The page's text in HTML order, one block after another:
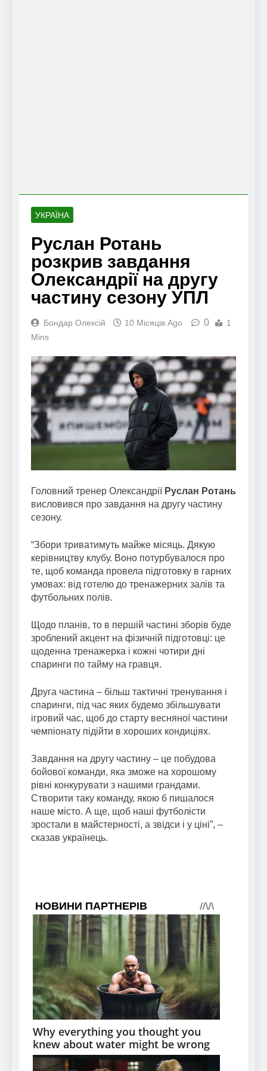
УКРАЇНА
Руслан Ротань
розкрив завдання
Олександрії на другу
частину сезону УПЛ
Бондар Олексій 10 Місяців Ago 0
1
Mins
Головний тренер Олександрії Руслан Ротань
висловився про завдання на другу частину
сезону.
“Збори триватимуть майже місяць. Дякую
керівництву клубу. Воно потурбувалося про
те, щоб команда провела підготовку в гарних
умовах: від готелю до тренажерних залів та
футбольних полів.
Щодо планів, то в першій частині зборів буде
зроблений акцент на фізичній підготовці: це
щоденна тренажерка і кожні чотири дні
спаринги по тайму на гравця.
Друга частина – більш тактичні тренування і
спаринги, під час яких будемо збільшувати
ігровий час, щоб до старту весняної частини
чемпіонату підійти в хороших кондиціях.
Завдання на другу частину – це побудова
бойової команди, яка зможе на хорошому
рівні конкурувати з нашими грандами.
Створити таку команду, якою б пишалося
наше місто. А ще, щоб наші футболісти
зростали в майстерності, а звідси і у ціні”, –
сказав українець.